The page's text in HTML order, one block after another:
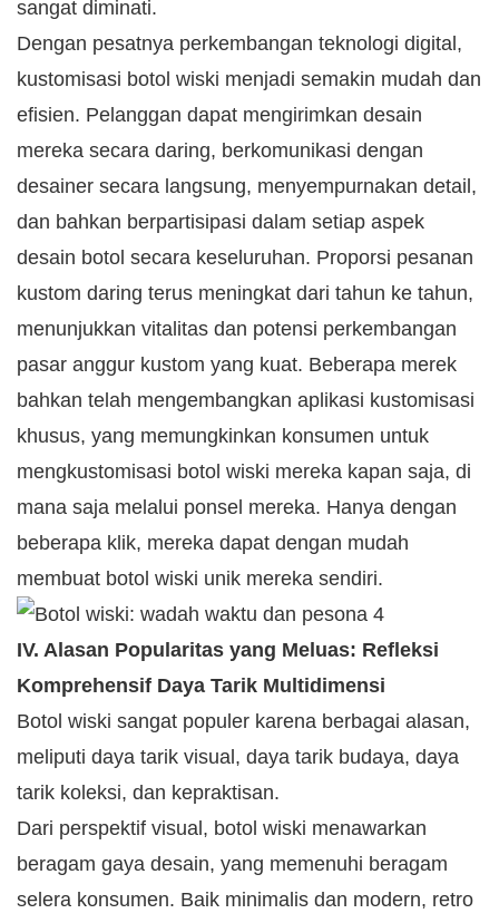
sangat diminati.
Dengan pesatnya perkembangan teknologi digital,
kustomisasi botol wiski menjadi semakin mudah dan
efisien. Pelanggan dapat mengirimkan desain
mereka secara daring, berkomunikasi dengan
desainer secara langsung, menyempurnakan detail,
dan bahkan berpartisipasi dalam setiap aspek
desain botol secara keseluruhan. Proporsi pesanan
kustom daring terus meningkat dari tahun ke tahun,
menunjukkan vitalitas dan potensi perkembangan
pasar anggur kustom yang kuat. Beberapa merek
bahkan telah mengembangkan aplikasi kustomisasi
khusus, yang memungkinkan konsumen untuk
mengkustomisasi botol wiski mereka kapan saja, di
mana saja melalui ponsel mereka. Hanya dengan
beberapa klik, mereka dapat dengan mudah
membuat botol wiski unik mereka sendiri.
IV. Alasan Popularitas yang Meluas: Refleksi
Komprehensif Daya Tarik Multidimensi
Botol wiski sangat populer karena berbagai alasan,
meliputi daya tarik visual, daya tarik budaya, daya
tarik koleksi, dan kepraktisan.
Dari perspektif visual, botol wiski menawarkan
beragam gaya desain, yang memenuhi beragam
selera konsumen. Baik minimalis dan modern, retro